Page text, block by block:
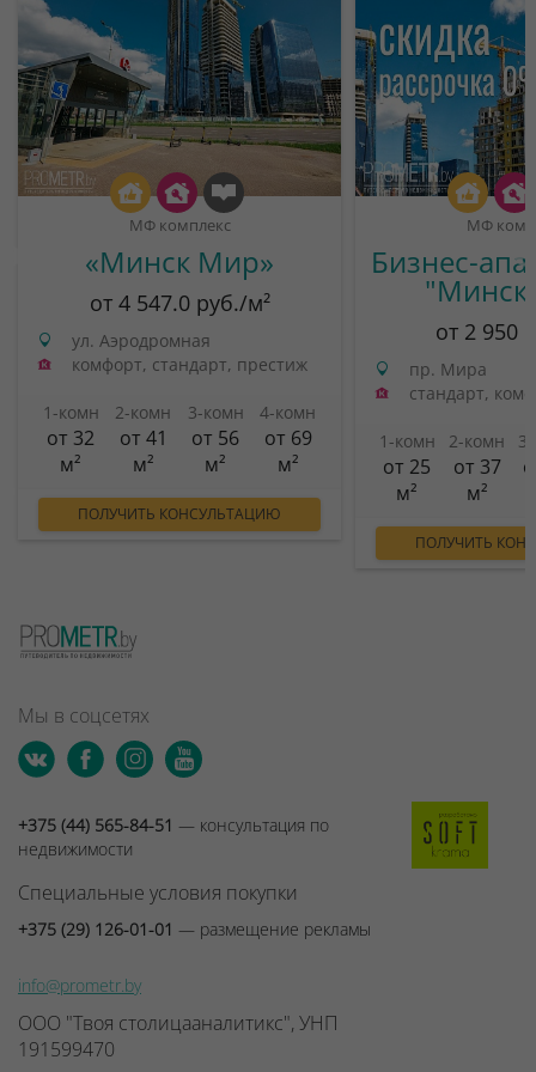
МФ комплекс
«Минск Мир»
от 4 547.0 руб./м²
ул. Аэродромная
комфорт, стандарт, престиж
1-комн
от 32
м²
2-комн
от 41
м²
3-комн
от 56
м²
4-комн
от 69
м²
ПОЛУЧИТЬ КОНСУЛЬТАЦИЮ
МФ
Бизнес-
от 2 950
пр. Мира
стандарт,
1-комн
от 25
м²
2-комн
от 37
м²
ПОЛУЧИТЬ
Мы в соцсетях
+375 (44) 565-84-51 — консультация по
недвижимости
Специальные условия покупки
+375 (29) 126-01-01 — размещение рекламы
info@prometr.by
ООО "Твоя столицааналитикс", УНП
191599470